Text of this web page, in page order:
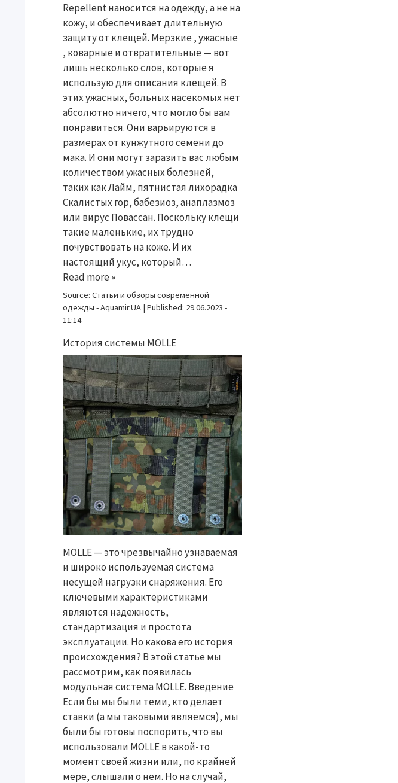
Repellent наносится на одежду, а не на
кожу, и обеспечивает длительную
защиту от клещей. Мерзкие , ужасные
, коварные и отвратительные — вот
лишь несколько слов, которые я
использую для описания клещей. В
этих ужасных, больных насекомых нет
абсолютно ничего, что могло бы вам
понравиться. Они варьируются в
размерах от кунжутного семени до
мака. И они могут заразить вас любым
количеством ужасных болезней,
таких как Лайм, пятнистая лихорадка
Скалистых гор, бабезиоз, анаплазмоз
или вирус Повассан. Поскольку клещи
такие маленькие, их трудно
почувствовать на коже. И их
настоящий укус, который…
Read more »
Source: Статьи и обзоры современной
одежды - Aquamir.UA | Published: 29.06.2023 -
11:14
История системы MOLLE
MOLLE — это чрезвычайно узнаваемая
и широко используемая система
несущей нагрузки снаряжения. Его
ключевыми характеристиками
являются надежность,
стандартизация и простота
эксплуатации. Но какова его история
происхождения? В этой статье мы
рассмотрим, как появилась
модульная система MOLLE. Введение
Если бы мы были теми, кто делает
ставки (а мы таковыми являемся), мы
были бы готовы поспорить, что вы
использовали MOLLE в какой-то
момент своей жизни или, по крайней
мере, слышали о нем. Но на случай,